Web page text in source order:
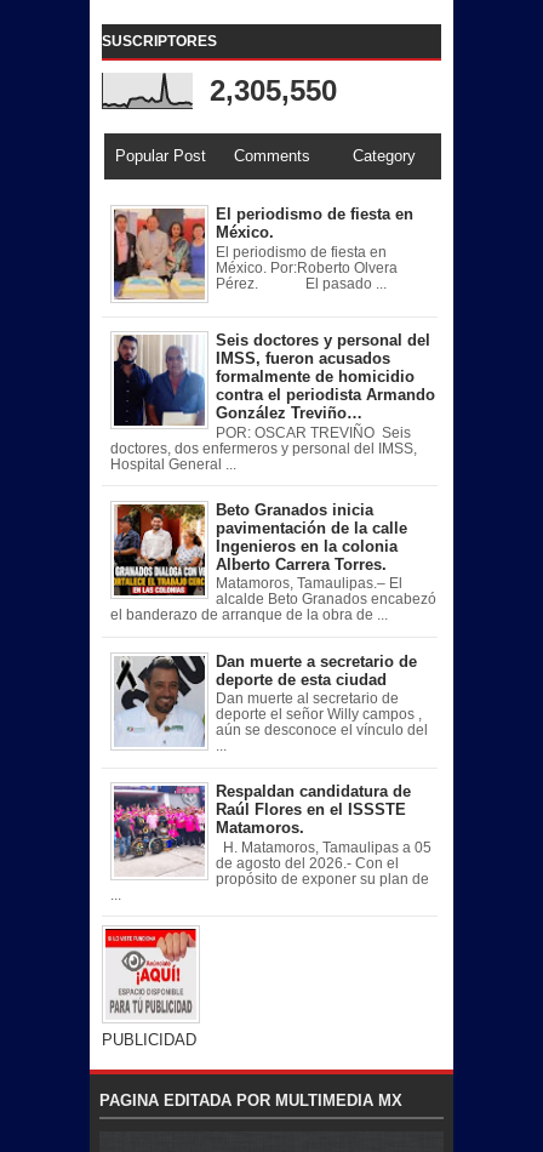
SUSCRIPTORES
2,305,550
Popular Post Comments Category
El periodismo de fiesta en
México.
El periodismo de fiesta en
México. Por:Roberto Olvera
Pérez. El pasado ...
Seis doctores y personal del
IMSS, fueron acusados
formalmente de homicidio
contra el periodista Armando
González Treviño…
POR: OSCAR TREVIÑO Seis
doctores, dos enfermeros y personal del IMSS,
Hospital General ...
Beto Granados inicia
pavimentación de la calle
Ingenieros en la colonia
Alberto Carrera Torres.
Matamoros, Tamaulipas.– El
alcalde Beto Granados encabezó
el banderazo de arranque de la obra de ...
Dan muerte a secretario de
deporte de esta ciudad
Dan muerte al secretario de
deporte el señor Willy campos ,
aún se desconoce el vínculo del
Respaldan candidatura de
Raúl Flores en el ISSSTE
Matamoros.
H. Matamoros, Tamaulipas a 05
de agosto del 2026.- Con el
propósito de exponer su plan de
PUBLICIDAD
PAGINA EDITADA POR MULTIMEDIA MX